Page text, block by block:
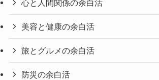
心と人間関係の余白活
美容と健康の余白活
旅とグルメの余白活
防災の余白活